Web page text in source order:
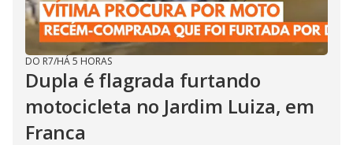
DO R7/HÁ 5 HORAS
Dupla é flagrada furtando
motocicleta no Jardim Luiza, em
Franca